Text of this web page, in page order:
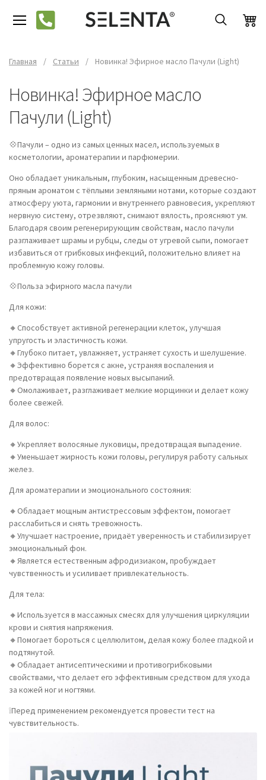
Главная / Статьи / Новинка! Эфирное масло Пачули (Light)
Новинка! Эфирное масло
Пачули (Light)
💠Пачули – одно из самых ценных масел, используемых в
косметологии, ароматерапии и парфюмерии.
Оно обладает уникальным, глубоким, насыщенным древесно-
пряным ароматом с тёплыми земляными нотами, которые создают
атмосферу уюта, гармонии и внутреннего равновесия, укрепляют
нервную систему, отрезвляют, снимают вялость, проясняют ум.
Благодаря своим регенерирующим свойствам, масло пачули
разглаживает шрамы и рубцы, следы от угревой сыпи, помогает
избавиться от грибковых инфекций, положительно влияет на
проблемную кожу головы.
💠Польза эфирного масла пачули
Для кожи:
🔸Способствует активной регенерации клеток, улучшая
упругость и эластичность кожи.
🔸Глубоко питает, увлажняет, устраняет сухость и шелушение.
🔸Эффективно борется с акне, устраняя воспаления и
предотвращая появление новых высыпаний.
🔸Омолаживает, разглаживает мелкие морщинки и делает кожу
более свежей.
Для волос:
🔸Укрепляет волосяные луковицы, предотвращая выпадение.
🔸Уменьшает жирность кожи головы, регулируя работу сальных
желез.
Для ароматерапии и эмоционального состояния:
🔸Обладает мощным антистрессовым эффектом, помогает
расслабиться и снять тревожность.
🔸Улучшает настроение, придаёт уверенность и стабилизирует
эмоциональный фон.
🔸Является естественным афродизиаком, пробуждает
чувственность и усиливает привлекательность.
Для тела:
🔸Используется в массажных смесях для улучшения циркуляции
крови и снятия напряжения.
🔸Помогает бороться с целлюлитом, делая кожу более гладкой и
подтянутой.
🔸Обладает антисептическими и противогрибковыми
свойствами, что делает его эффективным средством для ухода
за кожей ног и ногтями.
❕Перед применением рекомендуется провести тест на
чувствительность.